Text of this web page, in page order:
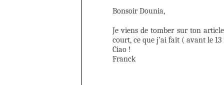
Bonsoir Dounia,
Je viens de tomber sur ton
court, ce que j’ai fait ( avant le
Ciao !
Franck